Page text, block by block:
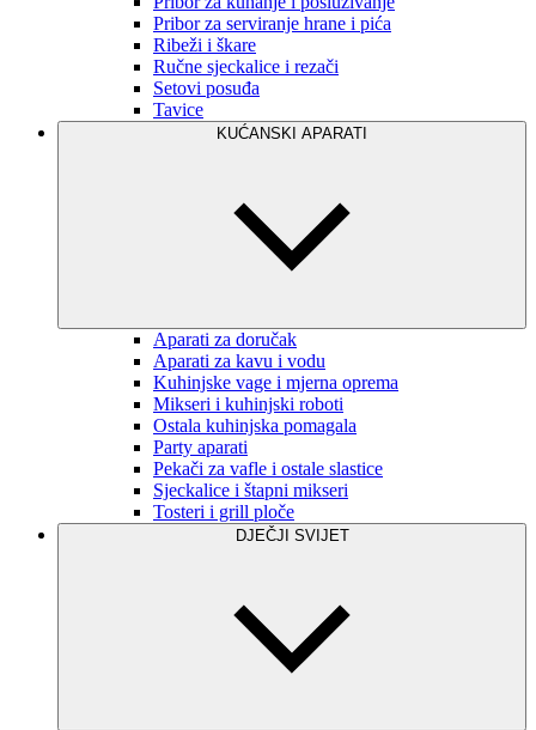
Pribor za serviranje hrane i pića
Ribeži i škare
Ručne sjeckalice i rezači
Setovi posuđa
Tavice
KUĆANSKI APARATI
Aparati za doručak
Aparati za kavu i vodu
Kuhinjske vage i mjerna oprema
Mikseri i kuhinjski roboti
Ostala kuhinjska pomagala
Party aparati
Pekači za vafle i ostale slastice
Sjeckalice i štapni mikseri
Tosteri i grill ploče
DJEČJI SVIJET